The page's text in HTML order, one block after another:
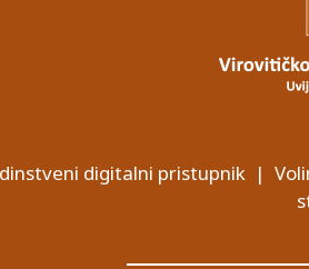
digitalni pristupnik|